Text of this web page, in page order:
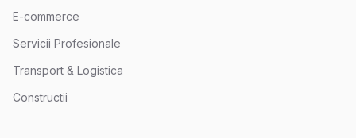
E-commerce
Servicii Profesionale
Transport & Logistica
Constructii